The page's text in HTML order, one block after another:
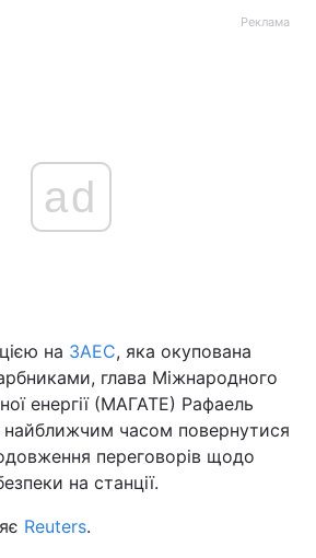
Політика
Світ
Наука
Реклама
ad
на ЗАЕС, яка окупована
глава Міжнародного
енергії (МАГАТЕ) Рафаель
найближчим часом повернутися
переговорів щодо
на станції.
Reuters.